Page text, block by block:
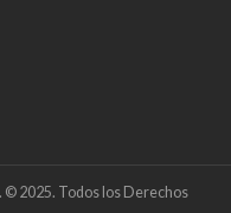
2025. Todos los Derechos